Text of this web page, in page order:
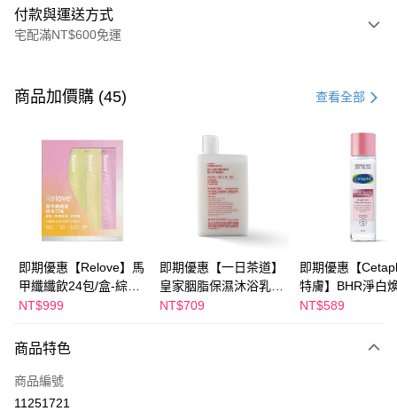
付款與運送方式
宅配滿NT$600免運
信用卡一次付款
Apple Pay
街口支付
悠遊付
Google Pay
全盈+PAY
相關說明
AFTEE先享後付是「在收到商品之後才付款」的支付方式。 讓您購物簡單
便利好安心！
ATM付款
商品加價購 (45) 查看全部
即期優惠【Relove】馬
甲纖纖飲24包/盒-綜合
口味(效期2027-01-22)
NT$999
即期優惠【一日茶道】
皇家胭脂保濕沐浴乳
600ml 效期2027/2/19
NT$709
即期優惠【
特膚】BHR淨白
妝水 150mL 效期
NT$589
商品特色
商品編號
11251721